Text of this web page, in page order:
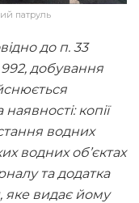
патруль
до п. 33
добування
копії
водних
водних об’єктах
та додатка
яке видає йому